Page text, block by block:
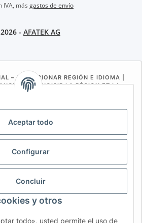
Aceptar todo
Configurar
Concluir
y otros
todo», usted permite el uso de
IVA, más gastos de envío
- AFATEK AG
– SELECCIONAR REGIÓN E IDIOMA |
| CHOISIR LA RÉGION ET LA
LANGUE
ES
USA MX PT
CZ
RO HR